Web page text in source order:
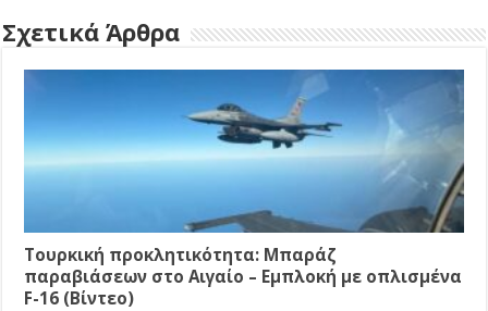
Σχετικά Άρθρα
Τουρκική προκλητικότητα: Μπαράζ
παραβιάσεων στο Αιγαίο – Εμπλοκή με οπλισμένα
F-16 (Βίντεο)